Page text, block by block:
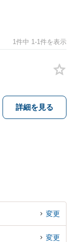
1件中 1-1件を表示
詳細を見る
変更
変更